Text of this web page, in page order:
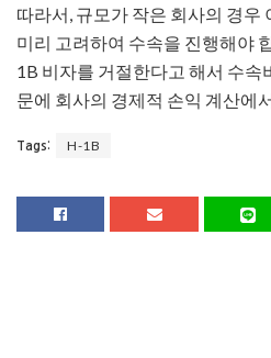
따라서, 규모가 작은 회사의 경우
미리 고려하여 수속을 진행해야
1B 비자를 거절한다고 해서 수속
문에 회사의 경제적 손익 계산에
Tags: H-1B